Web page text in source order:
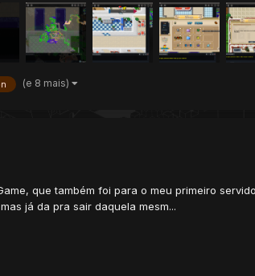
(e 8 mais)
que também foi para o meu primeiro
já da pra sair daquela mesm...